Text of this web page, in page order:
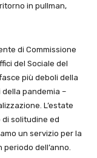
in pullman,
di Commissione
del Sociale del
più deboli della
pandemia –
L’estate
solitudine ed
un servizio per la
dell’anno.